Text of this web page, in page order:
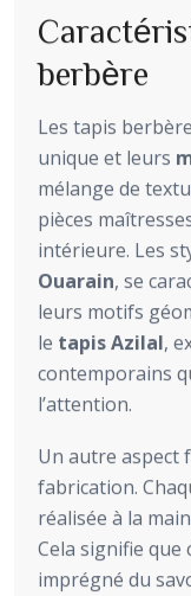
berbère
Les tapis
unique et leurs
mélange de
pièces
intérieure. Les
Ouarain, se
leurs motifs
le tapis Azilal,
contemporains
l’attention.
Un autre aspect
fabrication.
réalisée à la
Cela signifie que
imprégné du